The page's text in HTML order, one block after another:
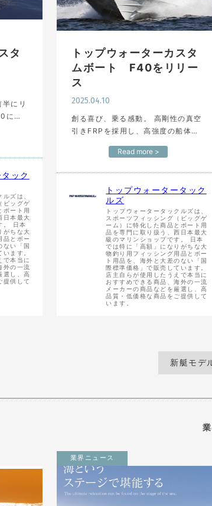
タ
にリ
に続
空引
ック
ルズは、
ビッグゲ
ボート用
日本最大
。 日本
がちな大
品とボー
ない「国
ます。
で本当に
外の一流
選し、高
提供して
トップウォーターカスタ
ムボート F40をリリー
ス
2025.04.10
創る喜び、乗る感動。 高剛性の真空
引きFRPを採用し、高強度の船体に
挺「F40」がリリースされました。
Read more >
トップウォータータック
ルズ
トップウォータータックルズは、
スポーツフィッシング（ビッグゲ
ーム）に特化した商品とボート用
品を専門に取り扱う、西日本最大
級のマリンショップです。 日本
では特に「高額」になりがちな大
物釣り用フィッシング用品とボー
ト用品を、海外と大差のない「国
際標準価格」で販売しています。
店主自らが使用したうえで本当に
おすすめできる商品、海外の一流
メーカーの商品などを厳選し、高
品質・低価格な商品をご提供して
います。
新艇モデ
業界ニュース